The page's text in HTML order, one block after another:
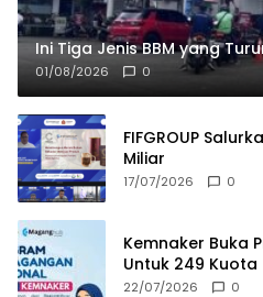
Ini Tiga Jenis BBM yang
01/08/2026 0
FIFGROUP
Miliar
17/07/2026 0
Kemnaker Buka
Untuk 249 Kuota
22/07/2026 0